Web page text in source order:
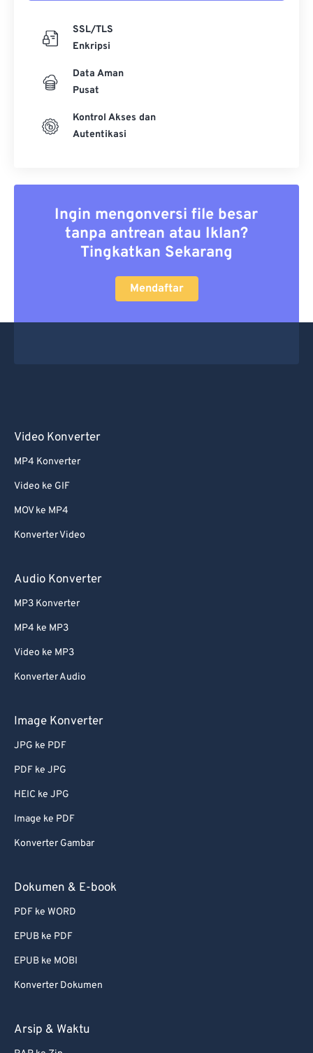
SSL/TLS
Enkripsi
Data Aman
Pusat
Kontrol Akses dan
Autentikasi
Ingin mengonversi file besar
tanpa antrean atau Iklan?
Tingkatkan Sekarang
Mendaftar
Video Konverter
MP4 Konverter
Video ke GIF
MOV ke MP4
Konverter Video
Audio Konverter
MP3 Konverter
MP4 ke MP3
Video ke MP3
Konverter Audio
Image Konverter
JPG ke PDF
PDF ke JPG
HEIC ke JPG
Image ke PDF
Konverter Gambar
Dokumen & E-book
PDF ke WORD
EPUB ke PDF
EPUB ke MOBI
Konverter Dokumen
Arsip & Waktu